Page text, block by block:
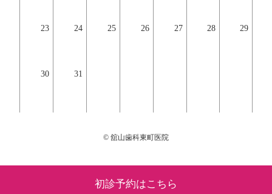
23 24 25 26 27 28 29
30 31
© 舘山歯科東町医院
初診予約はこちら